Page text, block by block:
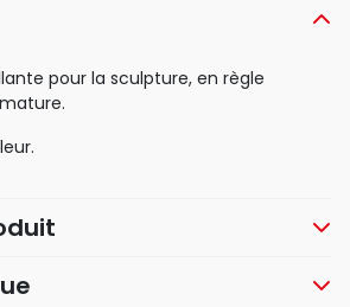
pour la sculpture, en règle